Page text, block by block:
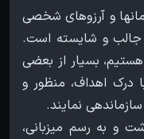
و آرزوهای شخصی
جالب و شایسته است.
ادعا میکنیم در قرن 21 هستیم، بسیار از بعضی
درک اهداف، منظور و
و به رسم میزبانی،